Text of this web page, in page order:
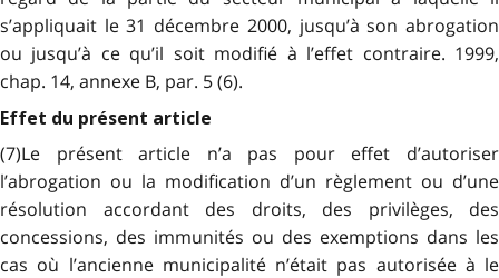
s’appliquait le 31 décembre 2000, jusqu’à son abrogation
ou jusqu’à ce qu’il soit modifié à l’effet contraire. 1999,
chap. 14, annexe B, par. 5 (6).
Effet du présent article
(7)Le présent article n’a pas pour effet d’autoriser
l’abrogation ou la modification d’un règlement ou d’une
résolution accordant des droits, des privilèges, des
concessions, des immunités ou des exemptions dans les
cas où l’ancienne municipalité n’était pas autorisée à le